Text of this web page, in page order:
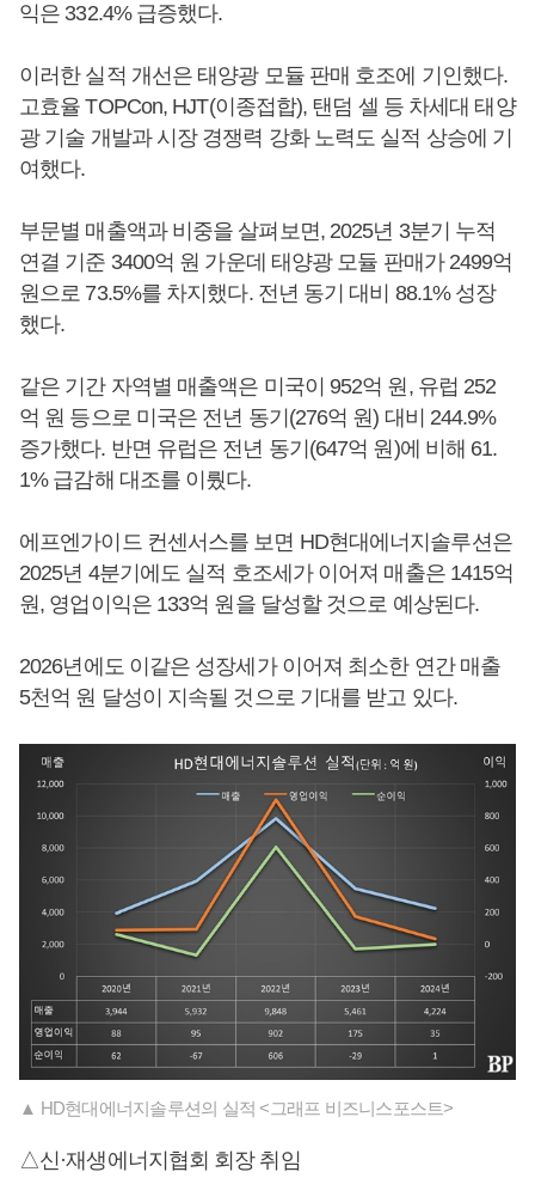
익은 332.4% 급증했다.
이러한 실적 개선은 태양광 모듈 판매 호조에 기인했다.
고효율 TOPCon, HJT(이종접합), 탠덤 셀 등 차세대 태양
광 기술 개발과 시장 경쟁력 강화 노력도 실적 상승에 기
여했다.
부문별 매출액과 비중을 살펴보면, 2025년 3분기 누적
연결 기준 3400억 원 가운데 태양광 모듈 판매가 2499억
원으로 73.5%를 차지했다. 전년 동기 대비 88.1% 성장
했다.
같은 기간 자역별 매출액은 미국이 952억 원, 유럽 252
억 원 등으로 미국은 전년 동기(276억 원) 대비 244.9%
증가했다. 반면 유럽은 전년 동기(647억 원)에 비해 61.
1% 급감해 대조를 이뤘다.
에프엔가이드 컨센서스를 보면 HD현대에너지솔루션은
2025년 4분기에도 실적 호조세가 이어져 매출은 1415억
원, 영업이익은 133억 원을 달성할 것으로 예상된다.
2026년에도 이같은 성장세가 이어져 최소한 연간 매출
5천억 원 달성이 지속될 것으로 기대를 받고 있다.
▲ HD현대에너지솔루션의 실적 <그래프 비즈니스포스트>
△신·재생에너지협회 회장 취임